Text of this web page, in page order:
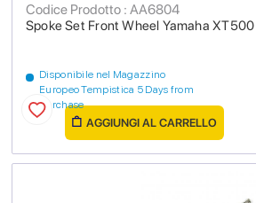
Spoke Set Front Wheel Yamaha
Codice Prodotto : AA6804
Disponibile nel Magazzino
Europeo Tempistica 5 Days from
purchase
AGGIUNGI AL CARRELLO